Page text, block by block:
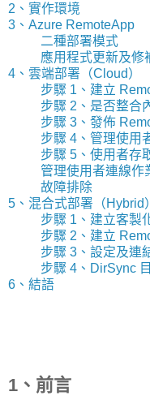
2、實作環境
3、Azure RemoteApp
二種部署模式
應用程式更新及修
4、雲端部署（Cloud）
步驟 1、建立
步驟 2、是否整合
步驟 3、發佈
步驟 4、管理使用
步驟 5、使用者存
管理使用者連線作
故障排除
5、混合式部署（Hybrid）
步驟 1、建立客製
步驟 2、建立
步驟 3、設定及連
步驟 4、DirSync
6、結語
1、前言